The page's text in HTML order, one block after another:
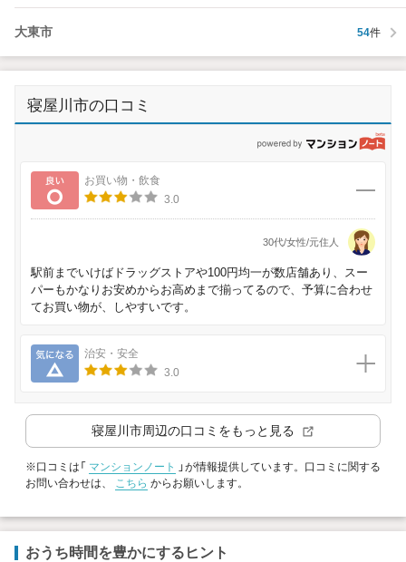
大東市 54件
寝屋川市の口コミ
良い
お買い物・飲食
3.0
30代/女性/元住人
駅前までいけばドラッグストアや100円均一が数店舗あり、スー
パーもかなりお安めからお高めまで揃ってるので、予算に合わせ
てお買い物が、しやすいです。
気になる
治安・安全
3.0
寝屋川市周辺の口コミをもっと見る
※口コミは「 マンションノート
」が情報提供しています。口コミに関する
お問い合わせは、 こちら からお願いします。
おうち時間を豊かにするヒント